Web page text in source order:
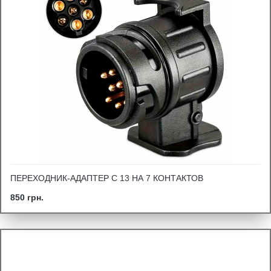
ПЕРЕХОДНИК-АДАПТЕР С 13 НА 7 КОНТАКТОВ
850 грн.